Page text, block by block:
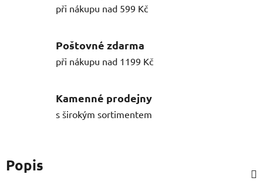
při nákupu nad 599 Kč
Poštovné zdarma
při nákupu nad 1199 Kč
Kamenné prodejny
s širokým sortimentem
Popis